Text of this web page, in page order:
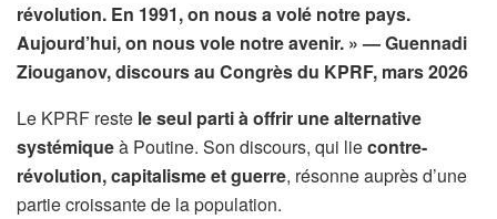
révolution. En 1991, on nous a volé notre pays.
Aujourd’hui, on nous vole notre avenir. » — Guennadi
Ziouganov, discours au Congrès du KPRF, mars 2026
Le KPRF reste le seul parti à offrir une alternative
systémiqueà Poutine. Son discours, qui liecontre-
révolution, capitalisme et guerre, résonne auprès d’une
partie croissante de la population.